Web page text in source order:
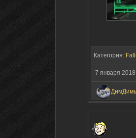
Категория:
7 января 2018